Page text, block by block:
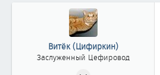
Витёк (Цифиркин)
Заслуженный Цефировод